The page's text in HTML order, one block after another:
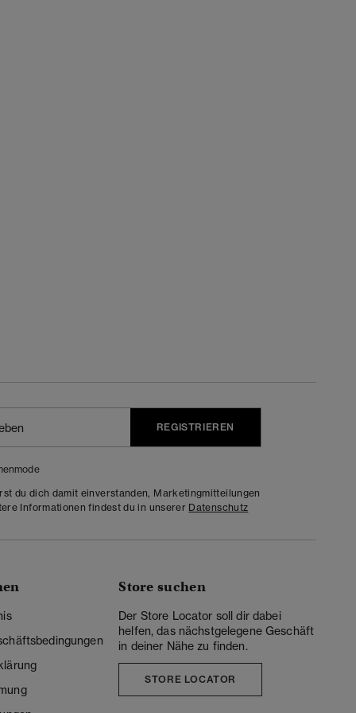
REGISTRIEREN
du dich damit einverstanden, Marketingmitteilungen
Informationen findest du in unserer Datenschutz
Store suchen
Der Store Locator soll dir dabei
helfen, das nächstgelegene Geschäft
in deiner Nähe zu finden.
STORE LOCATOR